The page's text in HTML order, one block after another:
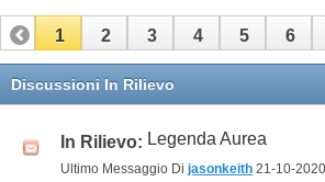
1 2 3 4 5 6
11 12 13
Discussioni In Rilievo
In Rilievo: Legenda Aurea
Ultimo Messaggio Di jasonkeith 21-10-2020